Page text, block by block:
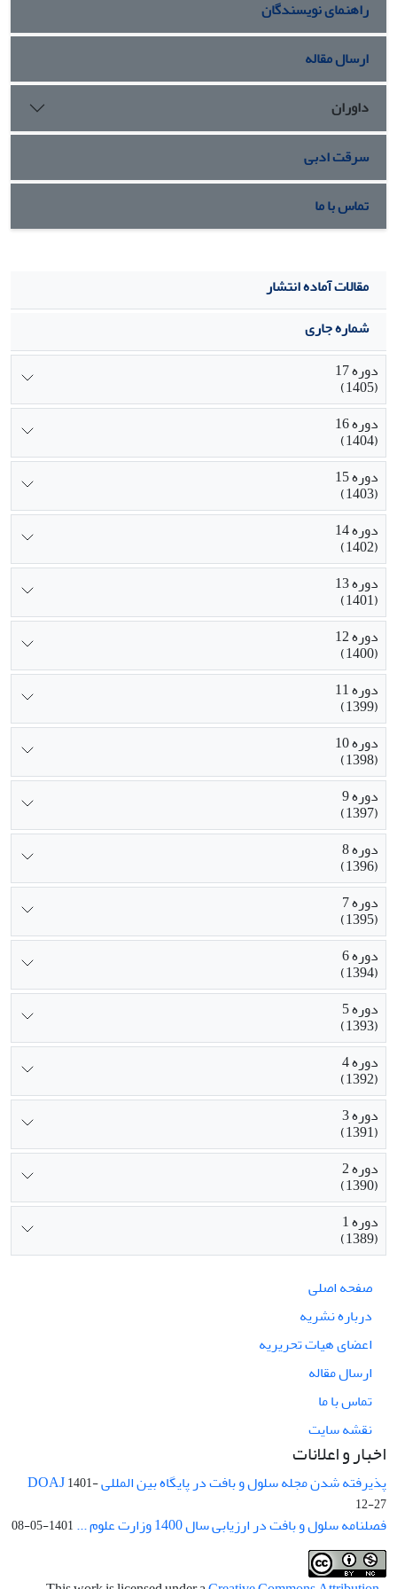
بترتیب 74 درصد و 89 درصد GFP را با اختلاف معنی‏داری (
<0.01) بیان کردند.
جذب بالاتری برای دریافت DNA برخوردار هستند با این حال
سلول‏های LMH قادرند ژن‏های خارجی را با شدت بیشتری بیان
نمایند.
راهنمای نویسندگان
ارسال مقاله
داوران
سرقت ادبی
تماس با ما
مقالات آماده انتشار
شماره جاری
دوره 17
(1405)
دوره 16
(1404)
دوره 15
(1403)
دوره 14
(1402)
دوره 13
(1401)
دوره 12
(1400)
دوره 11
(1399)
دوره 10
(1398)
دوره 9
(1397)
دوره 8
(1396)
دوره 7
(1395)
دوره 6
(1394)
دوره 5
(1393)
دوره 4
(1392)
دوره 3
(1391)
دوره 2
(1390)
دوره 1
(1389)
صفحه اصلی
درباره نشریه
اعضای هیات تحریریه
ارسال مقاله
تماس با ما
نقشه سایت
اخبار و اعلانات
پذیرفته شدن مجله سلول و بافت در پایگاه بین المللی DOAJ1401-
12-27
فصلنامه سلول و بافت در ارزیابی سال 1400 وزارت علوم ... 1401-05-08